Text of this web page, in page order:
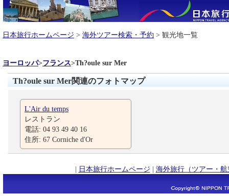
日本旅行ホームページ > 海外ツアー検索・予約 > 観光地一覧
ヨーロッパ>フランス>Th?oule sur Mer
Th?oule sur Mer関連のフォトマップ
L'Air du temps
レストラン
電話: 04 93 49 40 16
住所: 67 Corniche d'Or
| 日本旅行ホームページ | 海外旅行（ツアー・航